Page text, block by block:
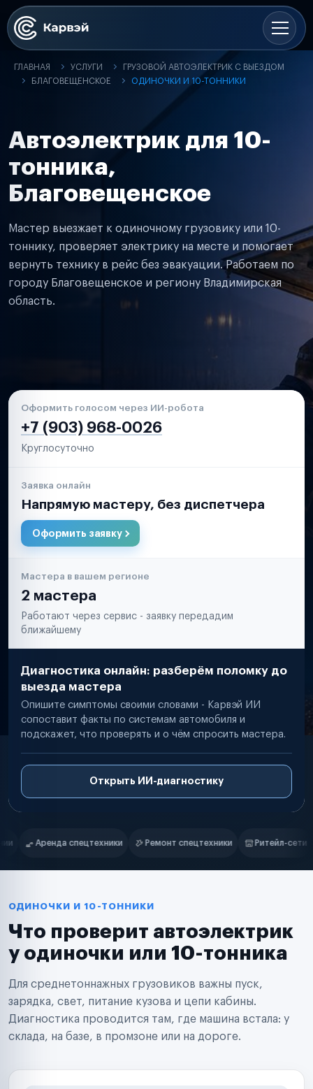
ГЛАВНАЯ УСЛУГИ
ГРУЗОВОЙ АВТОЭЛЕКТРИК С ВЫЕЗДОМ
БЛАГОВЕЩЕНСКОЕ
ОДИНОЧКИ И 10-ТОННИКИ
Автоэлектрик для 10-
тонника,
Благовещенское
Мастер выезжает к одиночному грузовику или 10-
тоннику, проверяет электрику на месте и помогает
вернуть технику в рейс без эвакуации. Работаем по
городу Благовещенское и региону Владимирская
область.
Оформить голосом через ИИ-робота
+7 (903) 968-0026
Круглосуточно
Заявка онлайн
Напрямую мастеру, без диспетчера
Оформить заявку
Мастера в вашем регионе
2 мастера
Работают через сервис - заявку передадим
ближайшему
Диагностика онлайн: разберём поломку до
выезда мастера
Опишите симптомы своими словами - Карвэй ИИ
сопоставит факты по системам автомобиля и
подскажет, что проверять и о чём спросить мастера.
Открыть ИИ-диагностику
Нам доверяют
Ремонт спецтехники Ритейл-сети Управляющие компании
Маркетплейсы
Таксопарки
Автодилеры
Поставщики запчастей
Аренда спецтехники
Ремонт спецтехники
Ритейл-сети
Управляющие компании
Страховые компании
ОДИНОЧКИ И 10-ТОННИКИ
Что проверит автоэлектрик
у одиночки или 10-тонника
Для среднетоннажных грузовиков важны пуск,
зарядка, свет, питание кузова и цепи кабины.
Диагностика проводится там, где машина встала: у
склада, на базе, в промзоне или на дороге.